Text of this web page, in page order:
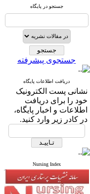
جستجو در پایگاه
جستجوی پیشرفته
دریافت اطلاعات پایگاه
نشانی پست الکترونیک
خود را برای دریافت
اطلاعات و اخبار پایگاه،
در کادر زیر وارد کنید.
Nursing Index